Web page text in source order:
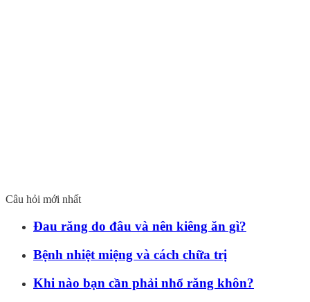
Câu hỏi mới nhất
Đau răng do đâu và nên kiêng ăn gì?
Bệnh nhiệt miệng và cách chữa trị
Khi nào bạn cần phải nhổ răng khôn?